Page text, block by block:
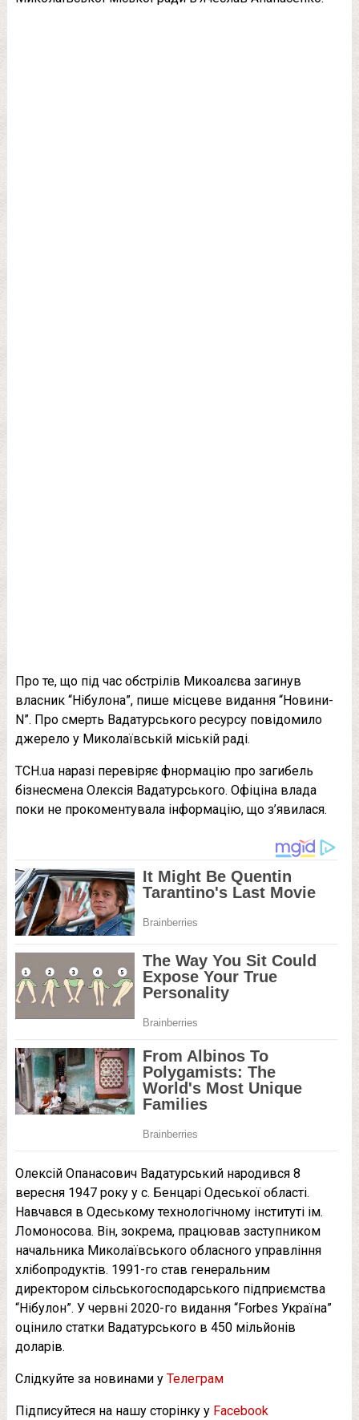
Про те, що під час обстрілів Микоалєва загинув
власник “Нібулона”, пише місцеве видання “Новини-
N”. Про смерть Вадатурського ресурсу повідомило
джерело у Миколаївській міській раді.
ТСН.ua наразі перевіряє фнормацію про загибель
бізнесмена Олексія Вадатурського. Офіціна влада
поки не прокоментувала інформацію, що з’явилася.
Олексій Опанасович Вадатурський народився 8
вересня 1947 року у с. Бенцарі Одеської області.
Навчався в Одеському технологічному інституті ім.
Ломоносова. Він, зокрема, працював заступником
начальника Миколаївського обласного управління
хлібопродуктів. 1991-го став генеральним
директором сільськогосподарського підприємства
“Нібулон”. У червні 2020-го видання “Forbes Україна”
оцінило статки Вадатурського в 450 мільйонів
доларів.
Слідкуйте за новинами у Телеграм
Підписуйтеся на нашу сторінку у Facebook